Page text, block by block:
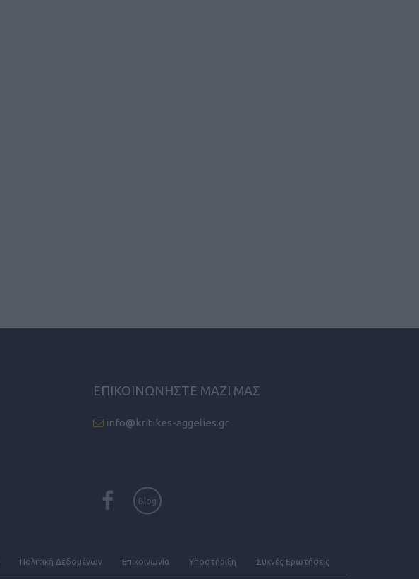
ΕΠΙΚΟΙΝΩΝΗΣΤΕ ΜΑΖΙ ΜΑΣ
info@kritikes-aggelies.gr
Blog
Πολιτική Δεδομένων Επικοινωνία Υποστήριξη Συχνές Eρωτήσεις